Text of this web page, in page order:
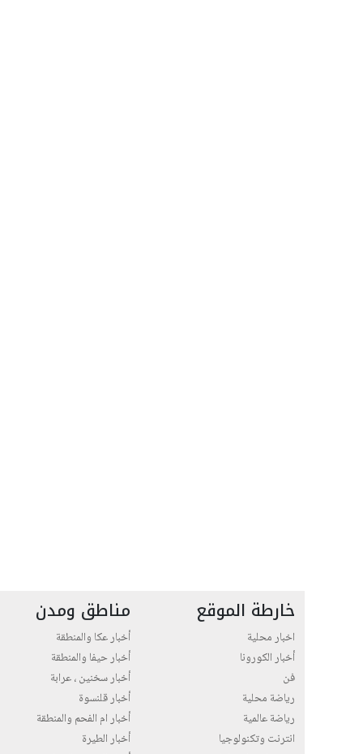
خارطة الموقع
اخبار محلية
أخبار الكورونا
فن
رياضة محلية
رياضة عالمية
انترنت وتكنولوجيا
مناطق ومدن
أخبار عكا والمنطقة
أخبار حيفا والمنطقة
أخبار سخنين ، عرابة
أخبار قلنسوة
أخبار ام الفحم والمنطقة
أخبار الطيرة